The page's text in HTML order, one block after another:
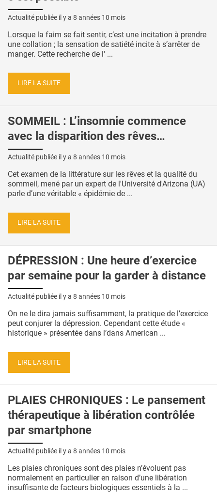
Actualité publiée il y a 8 années 10 mois
Lorsque la faim se fait sentir, c’est une incitation à prendre
une collation ; la sensation de satiété incite à s’arrêter de
manger. Cette recherche de l' ...
LIRE LA SUITE
SOMMEIL : L’insomnie commence
avec la disparition des rêves…
Actualité publiée il y a 8 années 10 mois
Cet examen de la littérature sur les rêves et la qualité du
sommeil, mené par un expert de l'Université d'Arizona (UA)
parle d’une véritable « épidémie de ...
LIRE LA SUITE
DÉPRESSION : Une heure d’exercice
par semaine pour la garder à distance
Actualité publiée il y a 8 années 10 mois
On ne le dira jamais suffisamment, la pratique de l’exercice
peut conjurer la dépression. Cependant cette étude «
historique » présentée dans l’dans American ...
LIRE LA SUITE
PLAIES CHRONIQUES : Le pansement
thérapeutique à libération contrôlée
par smartphone
Actualité publiée il y a 8 années 10 mois
Les plaies chroniques sont des plaies n’évoluent pas
normalement en particulier en raison d’une libération
insuffisante de facteurs biologiques essentiels à la ...